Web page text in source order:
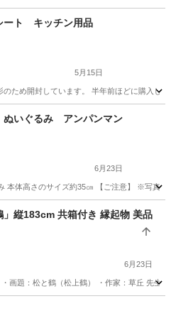
術創造劇場ハレノワ前駅
ート キッチン用品
5月15日
ため開封しています。 半年前ほどに購入し
いぐるみ アンパンマン
6月23日
体高さのサイズ約35㎝ 【ご注意】 ※写真
ンちゃん
」縦183cm 共箱付き 縁起物 美品
6月23日
画題：松と鶴（松上鶴） ・作家：草丘 先生